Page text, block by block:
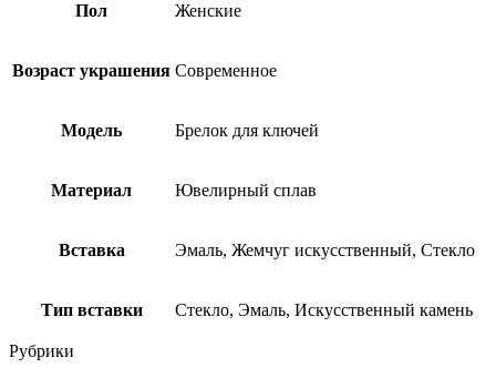
Пол Женские
Возраст украшения Современное
Модель Брелок для ключей
Материал Ювелирный сплав
Вставка Эмаль, Жемчуг искусственный, Стекло
Тип вставки Стекло, Эмаль, Искусственный камень
Рубрики